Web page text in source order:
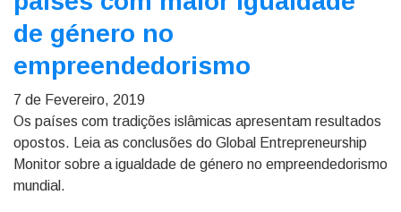
de género no
empreendedorismo
7 de Fevereiro, 2019
Os países com tradições islâmicas apresentam resultados
opostos. Leia as conclusões do Global Entrepreneurship
Monitor sobre a igualdade de género no empreendedorismo
mundial.